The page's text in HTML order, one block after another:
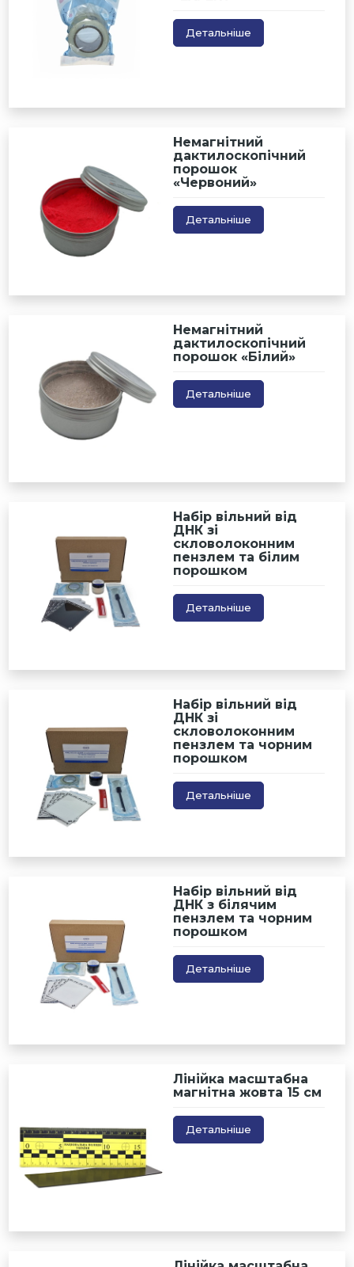
Детальніше
Немагнітний
дактилоскопічний
порошок
«Червоний»
Детальніше
Немагнітний
дактилоскопічний
порошок «Білий»
Детальніше
Набір вільний від
ДНК зі
скловолоконним
пензлем та білим
порошком
Детальніше
Набір вільний від
ДНК зі
скловолоконним
пензлем та чорним
порошком
Детальніше
Набір вільний від
ДНК з білячим
пензлем та чорним
порошком
Детальніше
Лінійка масштабна
магнітна жовта 15 см
Детальніше